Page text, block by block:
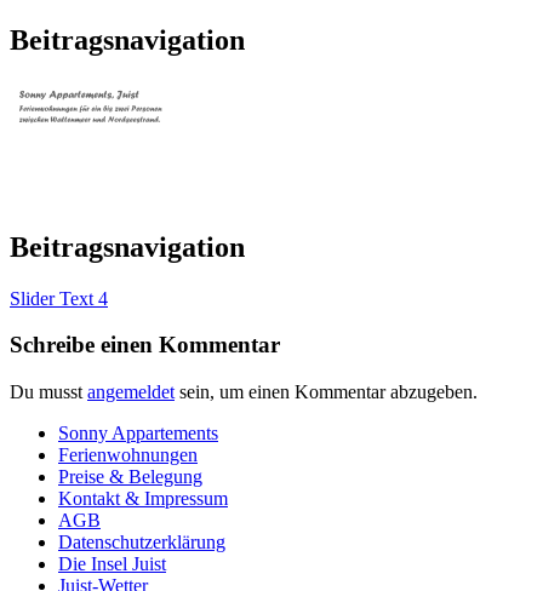
Beitragsnavigation
Beitragsnavigation
Slider Text 4
Schreibe einen Kommentar
Du musst angemeldet sein, um einen Kommentar abzugeben.
Sonny Appartements
Ferienwohnungen
Preise & Belegung
Kontakt & Impressum
AGB
Datenschutzerklärung
Die Insel Juist
Juist-Wetter